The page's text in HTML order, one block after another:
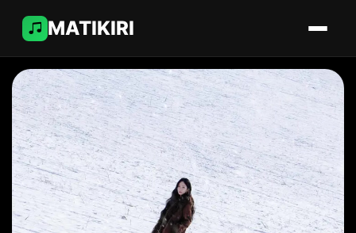
MATIKIRI